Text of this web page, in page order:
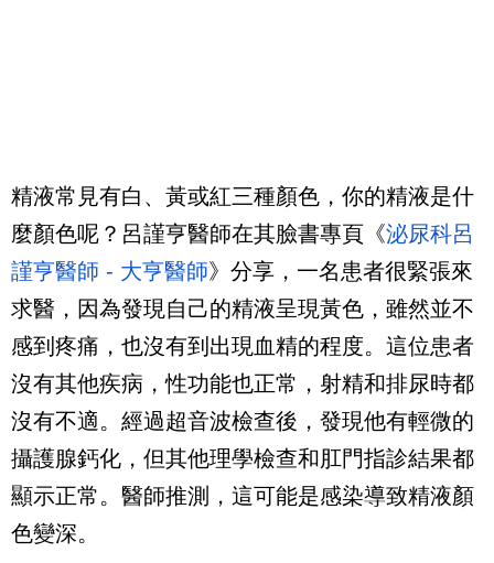
精液常見有白、黃或紅三種顏色，你的精液是什
麼顏色呢？呂謹亨醫師在其臉書專頁《泌尿科呂
謹亨醫師 - 大亨醫師》分享，一名患者很緊張來
求醫，因為發現自己的精液呈現黃色，雖然並不
感到疼痛，也沒有到出現血精的程度。 這位患者
沒有其他疾病，性功能也正常，射精和排尿時都
沒有不適。經過超音波檢查後，發現他有輕微的
攝護腺鈣化，但其他理學檢查和肛門指診結果都
顯示正常。醫師推測，這可能是感染導致精液顏
色變深。